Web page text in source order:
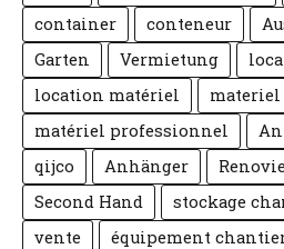
container
conteneur
Garten
Vermietung
location matériel
materiel
matériel professionnel
qijco
Anhänger
Second Hand
stockage
vente
équipement